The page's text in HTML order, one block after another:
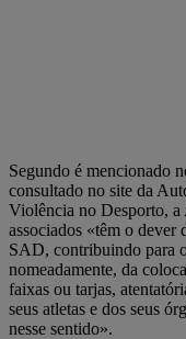
Segundo é mencionado
consultado no site da
Violência no Desporto, a
associados «têm o dever
SAD, contribuindo para
nomeadamente, da
faixas ou tarjas,
seus atletas e dos seus
nesse sentido».